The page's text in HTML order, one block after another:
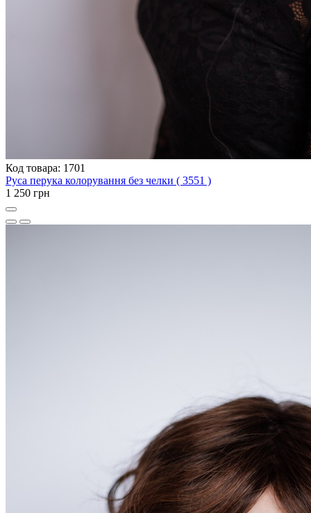
Код товара: 1701
Руса перука колорування без челки ( 3551 )
1 250 грн